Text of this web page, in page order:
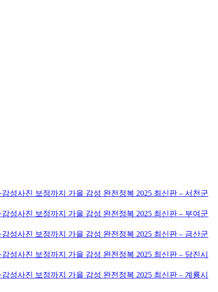
성사진 보정까지 가을 감성 완전정복 2025 최신판 – 서천군
성사진 보정까지 가을 감성 완전정복 2025 최신판 – 부여군
성사진 보정까지 가을 감성 완전정복 2025 최신판 – 금산군
성사진 보정까지 가을 감성 완전정복 2025 최신판 – 당진시
성사진 보정까지 가을 감성 완전정복 2025 최신판 – 계룡시